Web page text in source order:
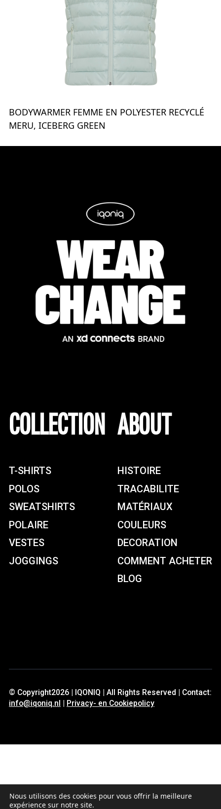
BODYWARMER FEMME EN POLYESTER RECYCLÉ
MERU, ICEBERG GREEN
COLLECTION
T-SHIRTS
POLOS
SWEATSHIRTS
POLAIRE
VESTES
JOGGINGS
ABOUT
HISTOIRE
TRACABILITE
MATÉRIAUX
COULEURS
DECORATION
COMMENT ACHETER
BLOG
© Copyright2026 | IQONIQ | All Rights Reserved | Contact:
info@iqoniq.nl
Privacy- en Cookiepolicy
Nous utilisons des cookies pour vous offrir la meilleure
expérience sur notre site.